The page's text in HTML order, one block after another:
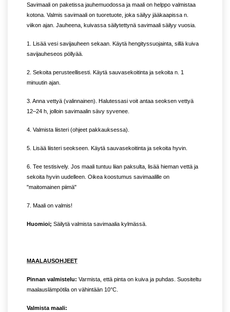
Savimaali on paketissa jauhemuodossa ja maali on helppo valmistaa
kotona. Valmis savimaali on tuoretuote, joka säilyy jääkaapissa n.
viikon ajan. Jauheena, kuivassa säilytettynä savimaali säilyy vuosia.
1. Lisää vesi savijauheen sekaan. Käytä hengityssuojainta, sillä kuiva
savijauheseos pöllyää.
2. Sekoita perusteellisesti. Käytä sauvasekoitinta ja sekoita n. 1
minuutin ajan.
3. Anna vettyä (valinnainen). Halutessasi voit antaa seoksen vettyä
12–24 h, jolloin savimaalin sävy syvenee.
4. Valmista liisteri (ohjeet pakkauksessa).
5. Lisää liisteri seokseen. Käytä sauvasekoitinta ja sekoita hyvin.
6. Tee testisively. Jos maali tuntuu liian paksulta, lisää hieman vettä ja
sekoita hyvin uudelleen. Oikea koostumus savimaalille on
"maitomainen piimä"
7. Maali on valmis!
Huomioi; Säilytä valmista savimaalia kylmässä.
MAALAUSOHJEET
Pinnan valmistelu: Varmista, että pinta on kuiva ja puhdas. Suositeltu
maalauslämpötila on vähintään 10°C.
Valmista maali: